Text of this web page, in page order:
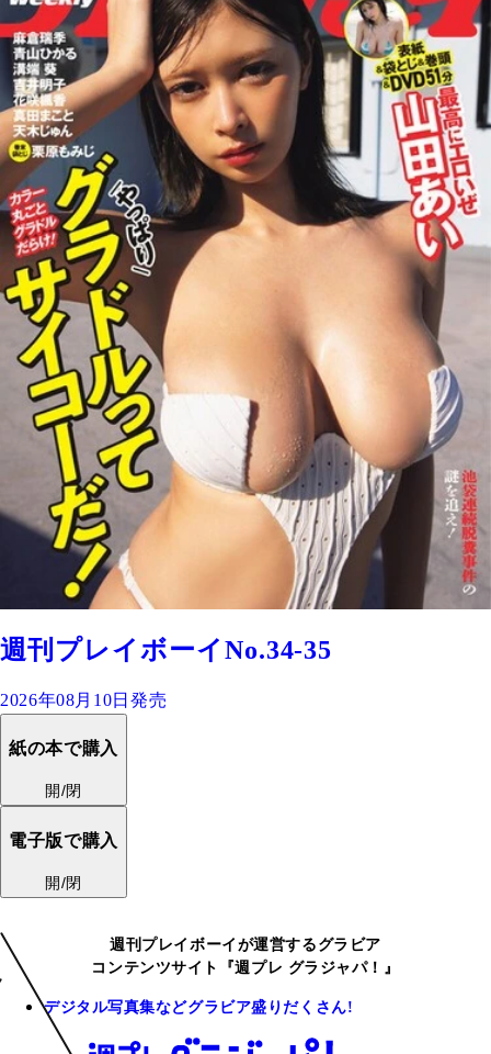
週刊プレイボーイNo.34-35
2026年08月10日発売
紙の本で購入
開/閉
電子版で購入
開/閉
週刊プレイボーイが運営するグラビア
コンテンツサイト『週プレ グラジャパ！』
デジタル写真集などグラビア盛りだくさん!